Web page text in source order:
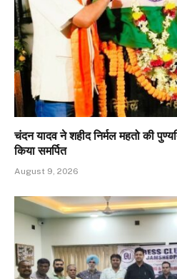
चंदन यादव ने शहीद निर्मल महतो की
किया समर्पित
August 9, 2026